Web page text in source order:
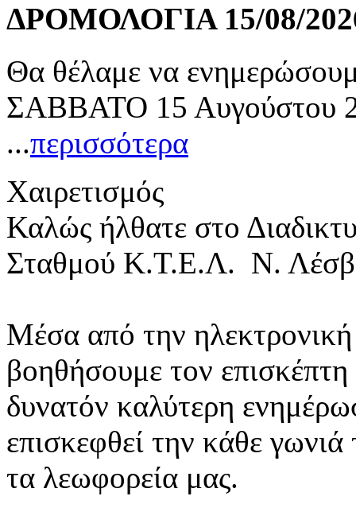
ΔΡΟΜΟΛΟΓΙΑ 15/08/
Θα θέλαμε να
ΣΑΒΒΑΤΟ 15 Αυγούστου
...περισσότερα
Χαιρετισμός
Καλώς ήλθατε στο
Σταθμού Κ.Τ.Ε.Λ. Ν.
Μέσα από την ηλεκτρονική
βοηθήσουμε τον
δυνατόν καλύτερη
επισκεφθεί την κάθε
τα λεωφορεία μας.